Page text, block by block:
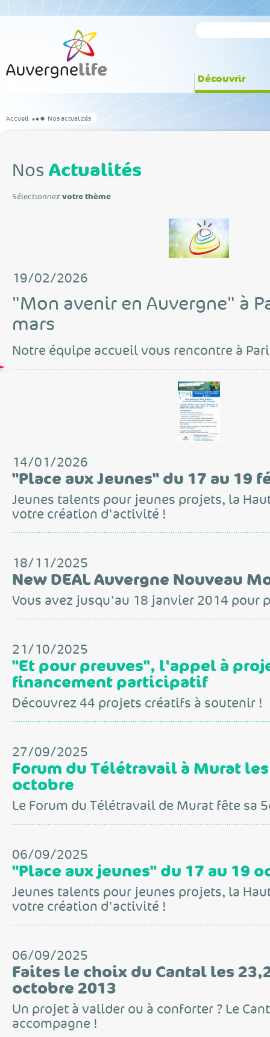
Découvrir
Accueil Nos actualités
Nos Actualités
Sélectionnez votre thème
19/02/2026
"Mon avenir en Auvergne" à
mars
Notre équipe accueil vous rencontre à
14/01/2026
"Place aux Jeunes" du 17 au 19
Jeunes talents pour jeunes projets, la
votre création d'activité !
18/11/2025
New DEAL Auvergne Nouveau
Vous avez jusqu'au 18 janvier 2014 pour
21/10/2025
"Et pour preuves", l'appel à
financement participatif
Découvrez 44 projets créatifs à soutenir !
27/09/2025
Forum du Télétravail à Murat
octobre
Le Forum du Télétravail de Murat fête sa
06/09/2025
"Place aux jeunes" du 17 au 19
Jeunes talents pour jeunes projets, la
votre création d'activité !
06/09/2025
Faites le choix du Cantal les
octobre 2013
Un projet à valider ou à conforter ? Le
accompagne !